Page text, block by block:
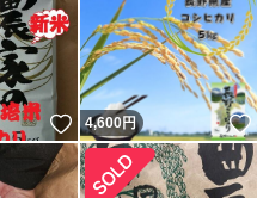
いいね！
4,600円